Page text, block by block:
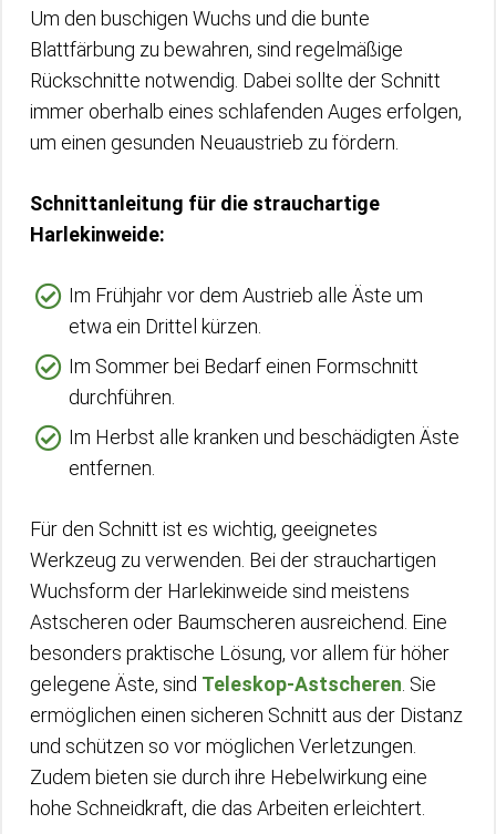
Um den buschigen Wuchs und die bunte
Blattfärbung zu bewahren, sind regelmäßige
Rückschnitte notwendig. Dabei sollte der Schnitt
immer oberhalb eines schlafenden Auges erfolgen,
um einen gesunden Neuaustrieb zu fördern.
Schnittanleitung für die strauchartige
Harlekinweide:
Im Frühjahr vor dem Austrieb alle Äste um
etwa ein Drittel kürzen.
Im Sommer bei Bedarf einen Formschnitt
durchführen.
Im Herbst alle kranken und beschädigten Äste
entfernen.
Für den Schnitt ist es wichtig, geeignetes
Werkzeug zu verwenden. Bei der strauchartigen
Wuchsform der Harlekinweide sind meistens
Astscheren oder Baumscheren ausreichend. Eine
besonders praktische Lösung, vor allem für höher
gelegene Äste, sind Teleskop-Astscheren . Sie
ermöglichen einen sicheren Schnitt aus der Distanz
und schützen so vor möglichen Verletzungen.
Zudem bieten sie durch ihre Hebelwirkung eine
hohe Schneidkraft, die das Arbeiten erleichtert.